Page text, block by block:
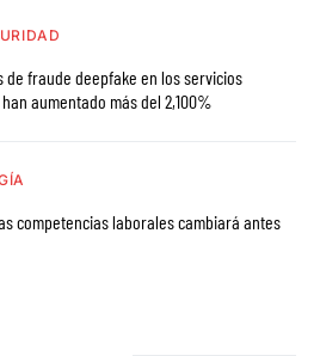
de fraude deepfake en los servicios
aumentado más del 2,100%
competencias laborales cambiará antes